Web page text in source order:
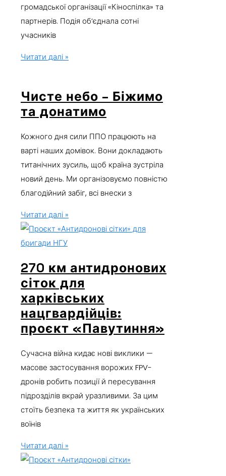
громадської організації «Кіноспілка» та
партнерів. Подія об’єднала сотні
учасників
Читати далі »
Чисте небо – Біжимо
та донатимо
Кожного дня сили ППО працюють на
варті наших домівок. Вони докладають
титанічних зусиль, щоб країна зустріла
новий день. Ми організовуємо повністю
благодійний забіг, всі внески з
Читати далі »
270 км антидронових
сіток для
харківських
нацгвардійців:
проєкт «Павутиння»
Сучасна війна кидає нові виклики —
масове застосування ворожих FPV-
дронів робить позиції й пересування
підрозділів вкрай уразливими. За цим
стоїть безпека та життя як українських
воїнів
Читати далі »